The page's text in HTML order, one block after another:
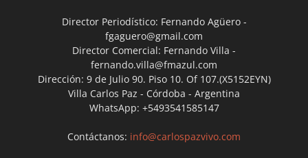
Director Periodístico: Fernando Agüero -
fgaguero@gmail.com
Director Comercial: Fernando Villa -
fernando.villa@fmazul.com
Dirección: 9 de Julio 90. Piso 10. Of 107.(X5152EYN)
Villa Carlos Paz - Córdoba - Argentina
WhatsApp: +5493541585147
Contáctanos: info@carlospazvivo.com